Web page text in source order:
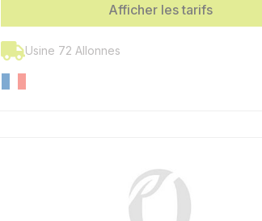
Afficher les tarifs
Usine 72 Allonnes